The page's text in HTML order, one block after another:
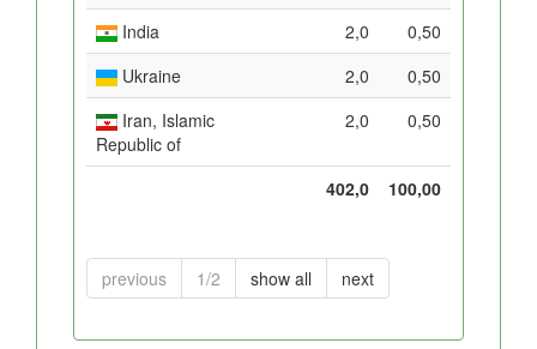
India
2,0
0,50
Ukraine
2,0
0,50
Iran, Islamic
Republic of
2,0 0,50
402,0 100,00
previous 1/2 show all next